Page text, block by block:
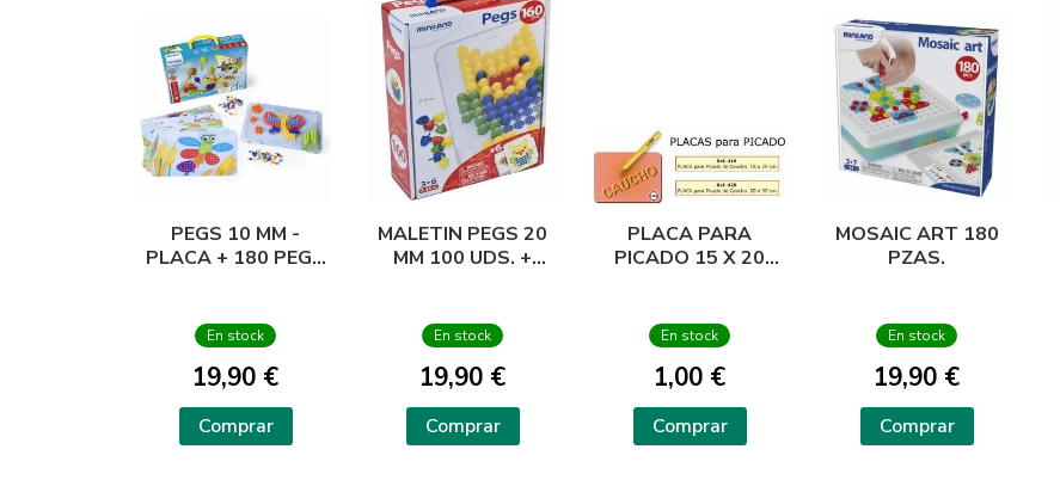
PEGS 10 MM -
PLACA + 180 PEGS
En stock
19,90 €
Comprar
MALETIN PEGS 20
MM 100 UDS. +
En stock
19,90 €
Comprar
PLACA PARA
PICADO 15 X 20
En stock
1,00 €
Comprar
MOSAIC ART 180
PZAS.
En stock
19,90 €
Comprar